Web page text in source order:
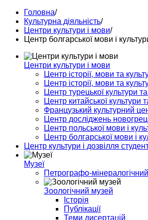
Головна/
Культурна діяльність/
Центри культури і мови/
Центр болгарської мови і
Центри культури і мови
Центр історії, мови та
Центр історії, мови та
Центр турецької культури
Центр китайської культури
Французький культурний
Центр досліджень
Центр польської мови і
Центр болгарської мови і
Центр культури і дозвілля
Музеї
Петрографо-
Зоологічний музей
Історія
Публікації
Теми дисертацій